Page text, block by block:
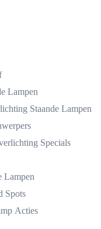
Lampen
Staande Lampen
Specials
Lampen
Spots
Acties